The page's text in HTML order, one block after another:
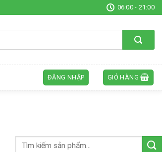
06:00 - 21:00
ĐĂNG NHẬP GIỎ HÀNG